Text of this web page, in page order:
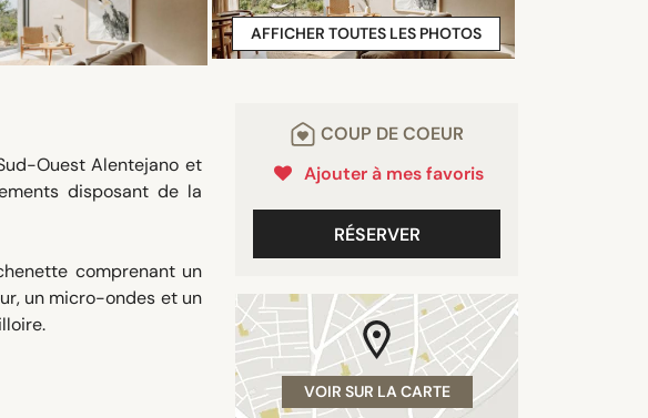
AFFICHER TOUTES LES PHOTOS
COUP DE COEUR
Ajouter à mes favoris
RÉSERVER
VOIR SUR LA CARTE
Ouest Alentejano et
disposant de la
comprenant un
un micro-ondes et un